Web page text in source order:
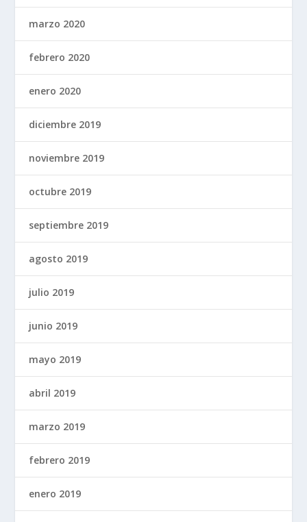
marzo 2020
febrero 2020
enero 2020
diciembre 2019
noviembre 2019
octubre 2019
septiembre 2019
agosto 2019
julio 2019
junio 2019
mayo 2019
abril 2019
marzo 2019
febrero 2019
enero 2019